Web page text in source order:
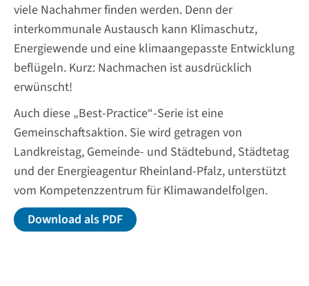
viele Nachahmer finden werden. Denn der
interkommunale Austausch kann Klimaschutz,
Energiewende und eine klimaangepasste Entwicklung
beflügeln. Kurz: Nachmachen ist ausdrücklich
erwünscht!
Auch diese „Best-Practice“-Serie ist eine
Gemeinschaftsaktion. Sie wird getragen von
Landkreistag, Gemeinde- und Städtebund, Städtetag
und der Energieagentur Rheinland-Pfalz, unterstützt
vom Kompetenzzentrum für Klimawandelfolgen.
Download als PDF